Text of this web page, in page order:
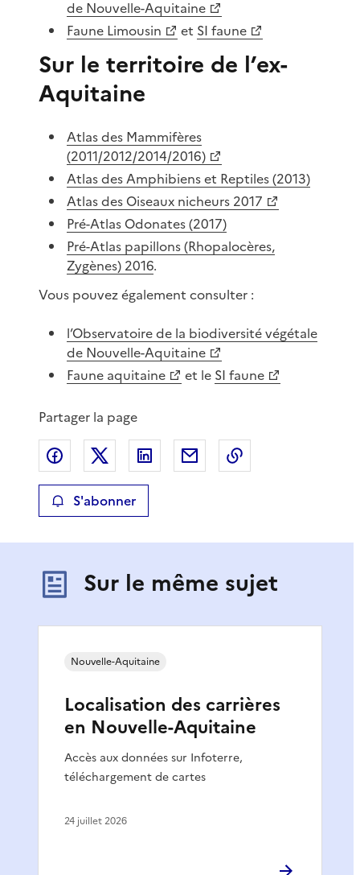
de Nouvelle-Aquitaine
Faune Limousin
et SI faune
Sur le territoire de l’ex-
Aquitaine
Atlas des Mammifères
(2011/2012/2014/2016)
Atlas des Amphibiens et Reptiles (2013)
Atlas des Oiseaux nicheurs 2017
Pré-Atlas Odonates (2017)
Pré-Atlas papillons (Rhopalocères,
Zygènes) 2016.
Vous pouvez également consulter :
l’Observatoire de la biodiversité végétale
de Nouvelle-Aquitaine
Faune aquitaine
et le SI faune
Partager la page
Partager sur Facebook
Partager sur XPartager sur LinkedIn
Partager par email
S'abonner
Sur le même sujet
Localisation des carrières
en Nouvelle-Aquitaine
Accès aux données sur Infoterre,
téléchargement de cartes
Nouvelle-Aquitaine
24 juillet 2026